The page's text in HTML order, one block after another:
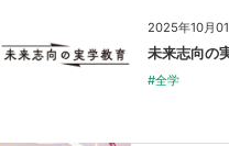
2025年10月01
未来志向の
#全学